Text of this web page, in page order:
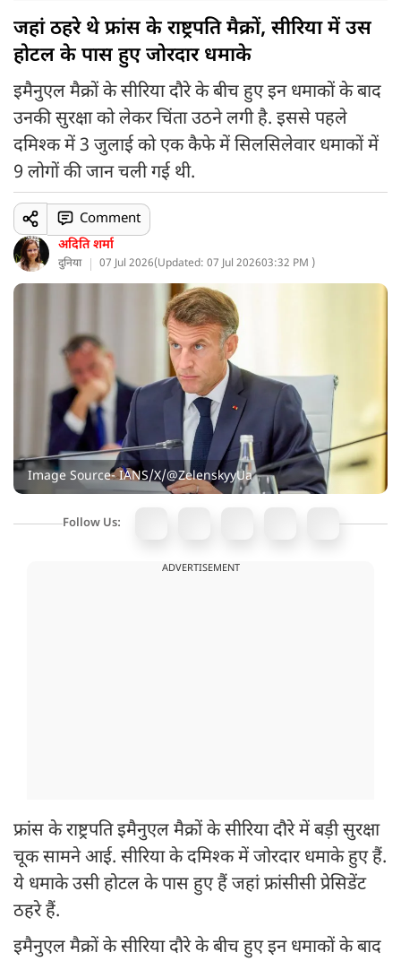
जहां ठहरे थे फ्रांस के राष्ट्रपति मैक्रों, सीरिया में उस
होटल के पास हुए जोरदार धमाके
इमैनुएल मैक्रों के सीरिया दौरे के बीच हुए इन धमाकों के बाद
उनकी सुरक्षा को लेकर चिंता उठने लगी है. इससे पहले
दमिश्क में 3 जुलाई को एक कैफे में सिलसिलेवार धमाकों में
9 लोगों की जान चली गई थी.
अदिति शर्मा
दुनिया 07 Jul 2026(Updated: 07 Jul 202603:32 PM )
Comment
Image Source- IANS/X/@ZelenskyyUa
Follow Us:
ADVERTISEMENT
फ्रांस के राष्ट्रपति इमैनुएल मैक्रों के सीरिया दौरे में बड़ी सुरक्षा
चूक सामने आई. सीरिया के दमिश्क में जोरदार धमाके हुए हैं.
ये धमाके उसी होटल के पास हुए हैं जहां फ्रांसीसी प्रेसिडेंट
ठहरे हैं.
इमैनुएल मैक्रों के सीरिया दौरे के बीच हुए इन धमाकों के बाद